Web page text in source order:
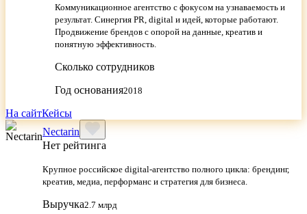
Коммуникационное агентство с фокусом на узнаваемость и
результат. Синергия PR, digital и идей, которые работают.
Продвижение брендов с опорой на данные, креатив и
понятную эффективность.
Сколько сотрудников
Год основания2018
На сайтКейсы
Nectarin
Нет рейтинга
Крупное российское digital‑агентство полного цикла: брендинг,
креатив, медиа, перформанс и стратегия для бизнеса.
Выручка2.7 млрд